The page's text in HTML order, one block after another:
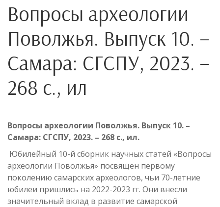
Вопросы археологии
Поволжья. Выпуск 10. –
Самара: СГСПУ, 2023. –
268 с., ил
Вопросы археологии Поволжья. Выпуск 10. –
Самара: СГСПУ, 2023. – 268 с., ил.
Юбилейный 10-й сборник научных статей «Вопросы
археологии Поволжья» посвящен первому
поколению самарских археологов, чьи 70-летние
юбилеи пришлись на 2022-2023 гг. Они внесли
значительный вклад в развитие самарской